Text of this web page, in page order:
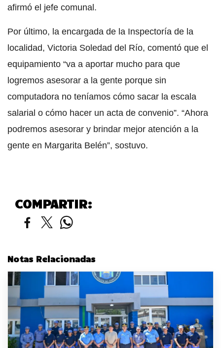
afirmó el jefe comunal.
Por último, la encargada de la Inspectoría de la
localidad, Victoria Soledad del Río, comentó que el
equipamiento “va a aportar mucho para que
logremos asesorar a la gente porque sin
computadora no teníamos cómo sacar la escala
salarial o cómo hacer un acta de convenio”. “Ahora
podremos asesorar y brindar mejor atención a la
gente en Margarita Belén”, sostuvo.
COMPARTIR:
Notas Relacionadas